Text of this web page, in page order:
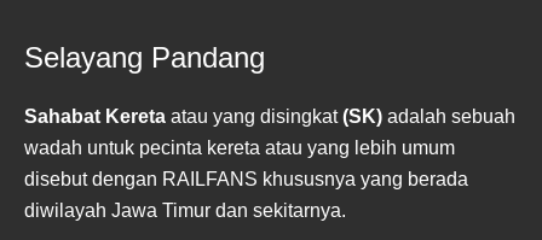
Selayang Pandang
Sahabat Kereta atau yang disingkat(SK) adalah sebuah
wadah untuk pecinta kereta atau yang lebih umum
disebut dengan RAILFANS khususnya yang berada
diwilayah Jawa Timur dan sekitarnya.